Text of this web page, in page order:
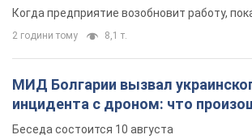
Когда предприятие возобновит работу,
2 години тому 8,1 т.
МИД Болгарии вызвал
инцидента с дроном: что
Беседа состоится 10 августа